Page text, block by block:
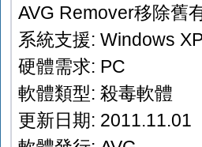
AVG Remover移除舊
系統支援: Windows
硬體需求: PC
軟體類型: 殺毒軟體
更新日期: 2011.11.01